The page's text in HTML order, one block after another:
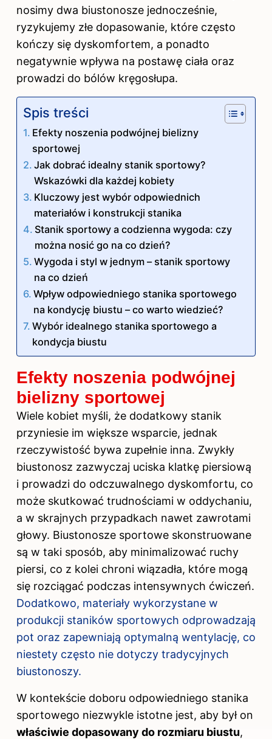
nosimy dwa biustonosze jednocześnie,
ryzykujemy złe dopasowanie, które często
kończy się dyskomfortem, a ponadto
negatywnie wpływa na postawę ciała oraz
prowadzi do bólów kręgosłupa.
Spis treści
Efekty noszenia podwójnej bielizny
sportowej
Jak dobrać idealny stanik sportowy?
Wskazówki dla każdej kobiety
Kluczowy jest wybór odpowiednich
materiałów i konstrukcji stanika
Stanik sportowy a codzienna wygoda: czy
można nosić go na co dzień?
Wygoda i styl w jednym – stanik sportowy
na co dzień
Wpływ odpowiedniego stanika sportowego
na kondycję biustu – co warto wiedzieć?
Wybór idealnego stanika sportowego a
kondycja biustu
Efekty noszenia podwójnej
bielizny sportowej
Wiele kobiet myśli, że dodatkowy stanik
przyniesie im większe wsparcie, jednak
rzeczywistość bywa zupełnie inna. Zwykły
biustonosz zazwyczaj uciska klatkę piersiową
i prowadzi do odczuwalnego dyskomfortu, co
może skutkować trudnościami w oddychaniu,
a w skrajnych przypadkach nawet zawrotami
głowy. Biustonosze sportowe skonstruowane
są w taki sposób, aby minimalizować ruchy
piersi, co z kolei chroni wiązadła, które mogą
się rozciągać podczas intensywnych ćwiczeń.
Dodatkowo, materiały wykorzystane w
produkcji staników sportowych odprowadzają
pot oraz zapewniają optymalną wentylację, co
niestety często nie dotyczy tradycyjnych
biustonoszy.
W kontekście doboru odpowiedniego stanika
sportowego niezwykle istotne jest, aby był on
właściwie dopasowany do rozmiaru biustu,